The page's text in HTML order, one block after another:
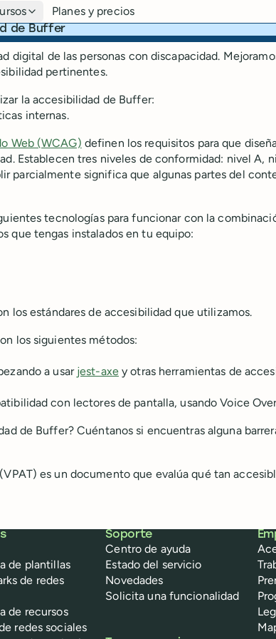
Planes y precios
de Buffer
digital de las personas con discapacidad.
pertinentes.
la accesibilidad de Buffer:
internas.
Web (WCAG) definen los requisitos para que
Establecen tres niveles de conformidad: nivel A,
parcialmente significa que algunas partes del
tecnologías para funcionar con la
que tengas instalados en tu equipo:
los estándares de accesibilidad que utilizamos.
los siguientes métodos:
a usar jest-axey otras herramientas de
con lectores de pantalla, usando Voice
de Buffer? Cuéntanos si encuentras alguna
es un documento que evalúa qué tan
de plantillas
de redes
de recursos
redes sociales
Soporte
Centro de ayuda
Estado del servicio
Novedades
Solicita una funcionalidad